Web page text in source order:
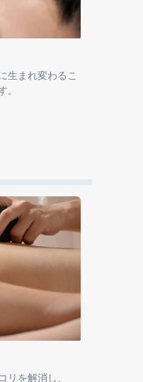
生まれ変わるこ